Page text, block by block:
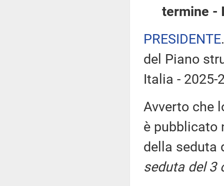
termine -
PRESIDENTE
del Piano
Italia - 2025-
Avverto che
è pubblicato
della seduta
seduta del 3